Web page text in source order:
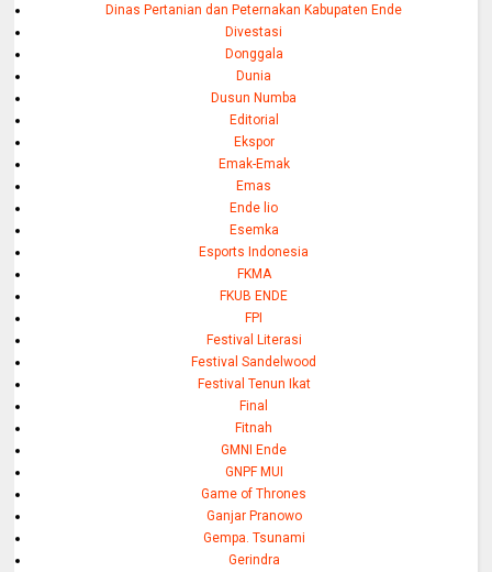
Dinas Pertanian dan Peternakan Kabupaten Ende
Divestasi
Donggala
Dunia
Dusun Numba
Editorial
Ekspor
Emak-Emak
Emas
Ende lio
Esemka
Esports Indonesia
FKMA
FKUB ENDE
FPI
Festival Literasi
Festival Sandelwood
Festival Tenun Ikat
Final
Fitnah
GMNI Ende
GNPF MUI
Game of Thrones
Ganjar Pranowo
Gempa. Tsunami
Gerindra